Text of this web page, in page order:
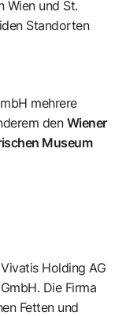
Wien und St.
Standorten
mehrere
den Wiener
Museum
Holding AG
Die Firma
Fetten und